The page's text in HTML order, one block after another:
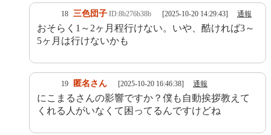
18 三色団子 ID:8b276b38b [2025-10-20 14:29:43] 通報
おそらく1～2ヶ月程行けない。いや、酷ければ3～
5ヶ月は行けないかも
19 匿名さん [2025-10-20 16:46:38] 通報
にこまるさんの影響ですか？僕も自動挨拶教えて
くれる人がいなくて困ってるんですけどね